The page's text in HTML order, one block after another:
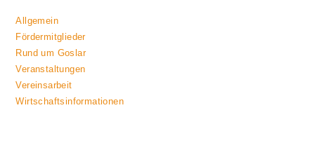
Allgemein
Fördermitglieder
Rund um Goslar
Veranstaltungen
Vereinsarbeit
Wirtschaftsinformationen